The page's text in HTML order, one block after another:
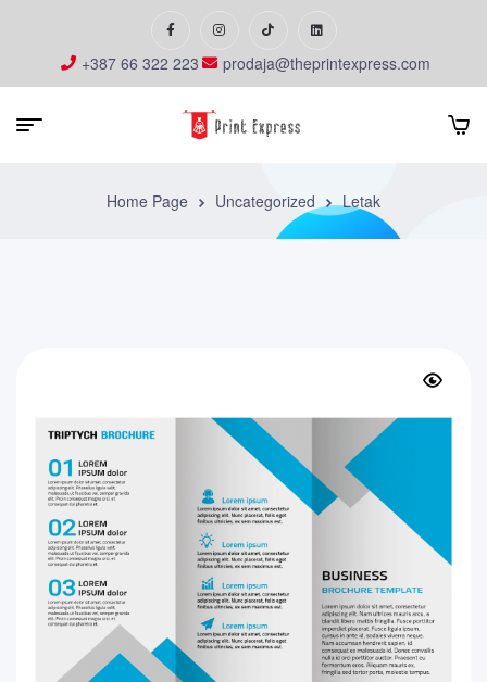
+387 66 322 223 prodaja@theprintexpress.com
Home Page Uncategorized Letak